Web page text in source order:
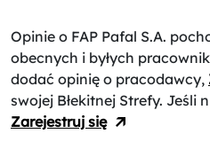
Opinie o FAP Pafal S.A.
obecnych i byłych
dodać opinię o pracodawcy,
swojej Błekitnej Strefy. Jeśli
Zarejestruj się